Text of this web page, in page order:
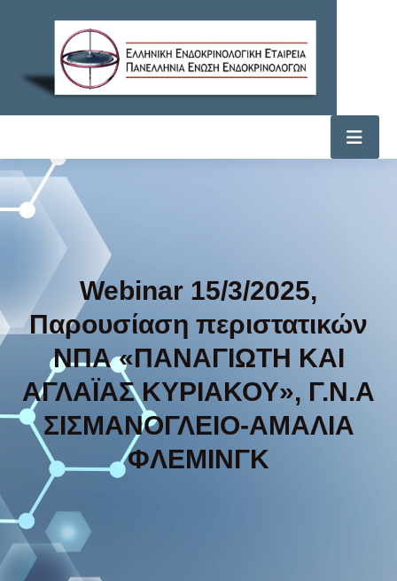
Webinar 15/3/2025,
Παρουσίαση περιστατικών
ΝΠΑ «ΠΑΝΑΓΙΩΤΗ ΚΑΙ
ΑΓΛΑΪΑΣ ΚΥΡΙΑΚΟΥ», Γ.Ν.Α
ΣΙΣΜΑΝΟΓΛΕΙΟ-ΑΜΑΛΙΑ
ΦΛΕΜΙΝΓΚ